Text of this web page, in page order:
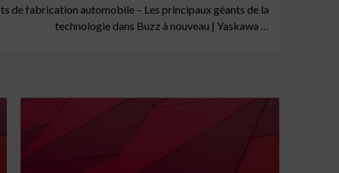
de fabrication automobile – Les principaux géants de la
technologie dans Buzz à nouveau | Yaskawa …